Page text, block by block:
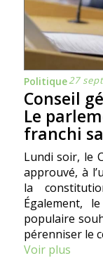
Politique27
Conseil
Le
franchi
Lundi soir, le
approuvé, à
la
Également,
populaire
pérenniser le
Voir plus